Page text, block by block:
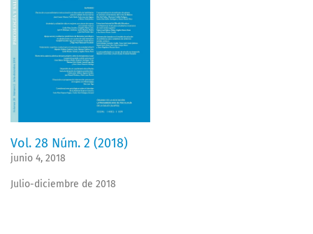
Vol. 28 Núm. 2 (2018)
junio 4, 2018
Julio-diciembre de 2018